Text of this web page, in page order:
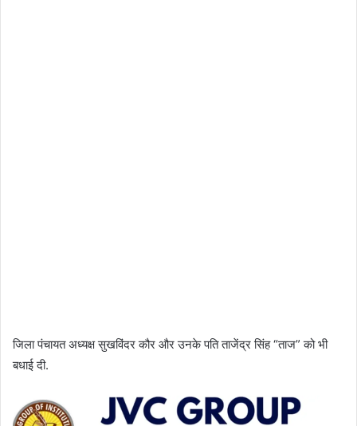
जिला पंचायत अध्यक्ष सुखविंदर कौर और उनके पति ताजेंद्र सिंह “ताज” को भी
बधाई दी.